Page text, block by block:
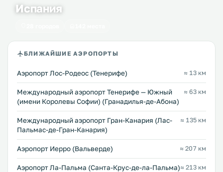
Испания
БЛИЖАЙШИЕ АЭРОПОРТЫ
Аэропорт Лос-Родеос (Тенерифе) ≈ 13 км
Международный аэропорт Тенерифе — Южный
(имени Королевы Софии) (Гранадилья-де-Абона)
≈ 63 км
Международный аэропорт Гран-Канария (Лас-
Пальмас-де-Гран-Канария)
≈ 135 км
Аэропорт Иерро (Вальверде) ≈ 207 км
Аэропорт Ла-Пальма (Санта-Крус-де-ла-Пальма)≈ 213 км